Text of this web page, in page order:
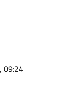
09:24